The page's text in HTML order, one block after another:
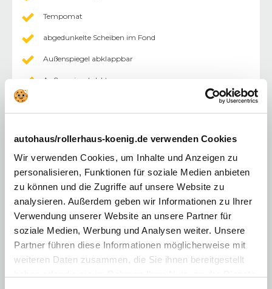
autohaus/rollerhaus-koenig.de verwenden Cookies
Wir verwenden Cookies, um Inhalte und Anzeigen zu
personalisieren, Funktionen für soziale Medien anbieten
zu können und die Zugriffe auf unsere Website zu
analysieren. Außerdem geben wir Informationen zu Ihrer
Verwendung unserer Website an unsere Partner für
soziale Medien, Werbung und Analysen weiter. Unsere
Partner führen diese Informationen möglicherweise mit
weiteren Daten zusammen, die Sie ihnen bereitgestellt
Tempomat
abgedunkelte Scheiben im Fond
Außenspiegel abklappbar
Außenspiegel elektr.
Mittelarmlehne
Panoramadach
Sitzheizung Vordersitze
Zentralverriegelung mit Fernbedienung
Klimaautomatik 2 Zonen